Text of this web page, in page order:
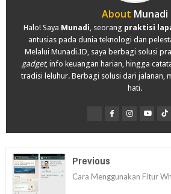
About Munadi
Halo! Saya Munadi, seorang praktisi
antusias pada dunia teknologi dan
Melalui Munadi.ID, saya berbagi solusi
gadget, info keuangan harian, hingga
tradisi leluhur. Berbagi solusi dari jalanan,
hati.
Previous
Cara Menggunakan Fitur